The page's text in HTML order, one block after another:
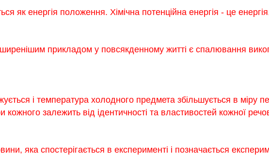
як енергія положення. Хімічна потенційна енергія - це
прикладом у повсякденному житті є спалювання
і температура холодного предмета збільшується в міру
залежить від ідентичності та властивостей кожної
яка спостерігається в експерименті і позначається